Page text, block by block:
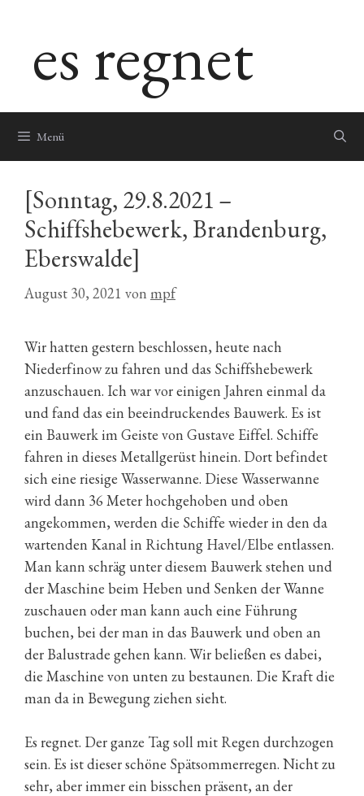
springenes regnet
Menü
[Sonntag, 29.8.2021 –
Schiffshebewerk, Brandenburg,
Eberswalde]
August 30, 2021 von mpf
Wir hatten gestern beschlossen, heute nach
Niederfinow zu fahren und das Schiffshebewerk
anzuschauen. Ich war vor einigen Jahren einmal da
und fand das ein beeindruckendes Bauwerk. Es ist
ein Bauwerk im Geiste von Gustave Eiffel. Schiffe
fahren in dieses Metallgerüst hinein. Dort befindet
sich eine riesige Wasserwanne. Diese Wasserwanne
wird dann 36 Meter hochgehoben und oben
angekommen, werden die Schiffe wieder in den da
wartenden Kanal in Richtung Havel/Elbe entlassen.
Man kann schräg unter diesem Bauwerk stehen und
der Maschine beim Heben und Senken der Wanne
zuschauen oder man kann auch eine Führung
buchen, bei der man in das Bauwerk und oben an
der Balustrade gehen kann. Wir beließen es dabei,
die Maschine von unten zu bestaunen. Die Kraft die
man da in Bewegung ziehen sieht.
Es regnet. Der ganze Tag soll mit Regen durchzogen
sein. Es ist dieser schöne Spätsommerregen. Nicht zu
sehr, aber immer ein bisschen präsent, an der